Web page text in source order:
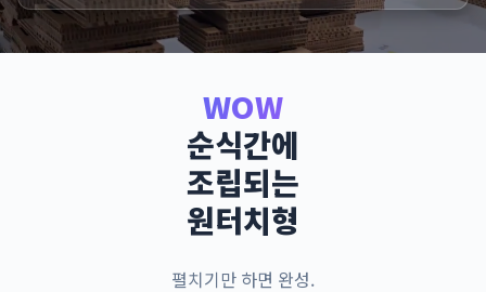
WOW
순식간에
조립되는
원터치형
펼치기만 하면 완성.